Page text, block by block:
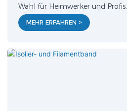
Wahl für Heimwerker und Profis.
MEHR ERFAHREN >